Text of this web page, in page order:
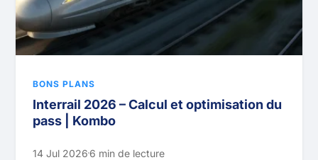
BONS PLANS
Interrail 2026 – Calcul et optimisation du
pass | Kombo
14 Jul 20266 min de lecture